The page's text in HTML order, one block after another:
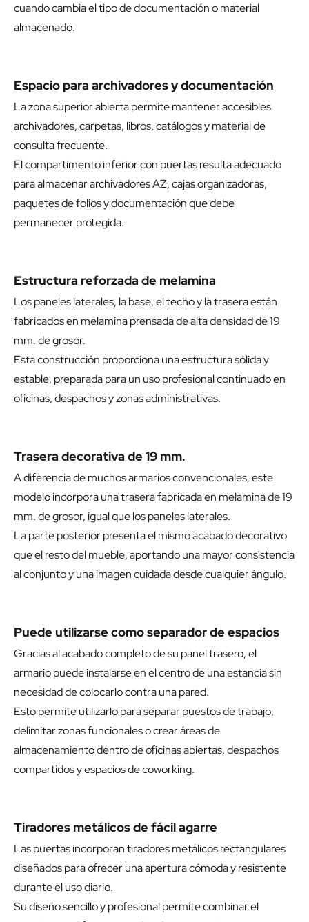
cuando cambia el tipo de documentación o material
almacenado.
Espacio para archivadores y documentación
La zona superior abierta permite mantener accesibles
archivadores, carpetas, libros, catálogos y material de
consulta frecuente.
El compartimento inferior con puertas resulta adecuado
para almacenar archivadores AZ, cajas organizadoras,
paquetes de folios y documentación que debe
permanecer protegida.
Estructura reforzada de melamina
Los paneles laterales, la base, el techo y la trasera están
fabricados en melamina prensada de alta densidad de 19
mm. de grosor.
Esta construcción proporciona una estructura sólida y
estable, preparada para un uso profesional continuado en
oficinas, despachos y zonas administrativas.
Trasera decorativa de 19 mm.
A diferencia de muchos armarios convencionales, este
modelo incorpora una trasera fabricada en melamina de 19
mm. de grosor, igual que los paneles laterales.
La parte posterior presenta el mismo acabado decorativo
que el resto del mueble, aportando una mayor consistencia
al conjunto y una imagen cuidada desde cualquier ángulo.
Puede utilizarse como separador de espacios
Gracias al acabado completo de su panel trasero, el
armario puede instalarse en el centro de una estancia sin
necesidad de colocarlo contra una pared.
Esto permite utilizarlo para separar puestos de trabajo,
delimitar zonas funcionales o crear áreas de
almacenamiento dentro de oficinas abiertas, despachos
compartidos y espacios de coworking.
Tiradores metálicos de fácil agarre
Las puertas incorporan tiradores metálicos rectangulares
diseñados para ofrecer una apertura cómoda y resistente
durante el uso diario.
Su diseño sencillo y profesional permite combinar el